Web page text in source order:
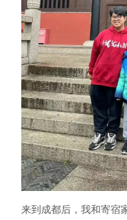
来到成都后，我和寄宿